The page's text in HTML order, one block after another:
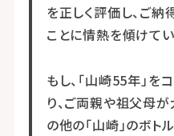
を正しく評価し、ご
ことに情熱を傾けてい
もし、「山崎55年」を
り、ご両親や祖父母
の他の「山崎」のボト